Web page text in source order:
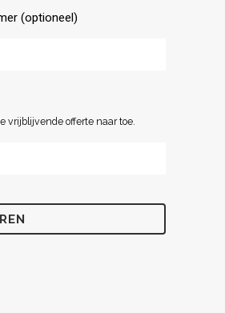
(optioneel)
vrijblijvende offerte naar toe.